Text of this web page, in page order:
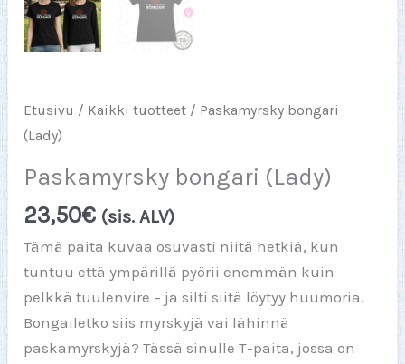
Etusivu / Kaikki tuotteet / Paskamyrsky bongari
(Lady)
Paskamyrsky bongari (Lady)
23,50€ (sis. ALV)
Tämä paita kuvaa osuvasti niitä hetkiä, kun
tuntuu että ympärillä pyörii enemmän kuin
pelkkä tuulenvire – ja silti siitä löytyy huumoria.
Bongailetko siis myrskyjä vai lähinnä
paskamyrskyjä? Tässä sinulle T-paita, jossa on